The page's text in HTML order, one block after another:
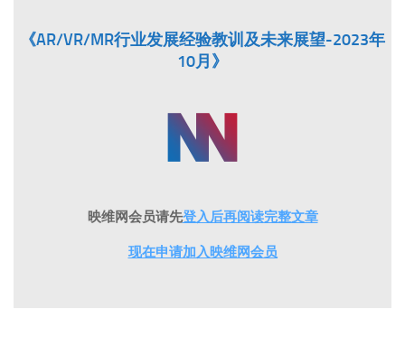
《AR/VR/MR行业发展经验教训及未来展望-2023年
10月》
映维网会员请先登入后再阅读完整文章
现在申请加入映维网会员